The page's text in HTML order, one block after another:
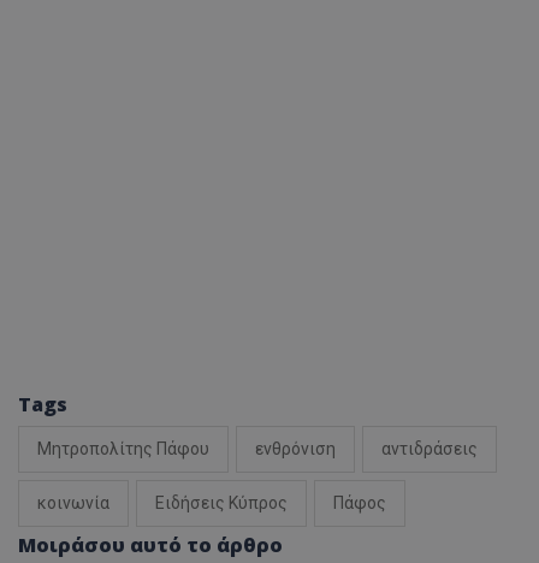
Tags
Μητροπολίτης Πάφου ενθρόνιση αντιδράσεις
κοινωνία Ειδήσεις Κύπρος Πάφος
Μοιράσου αυτό το άρθρο